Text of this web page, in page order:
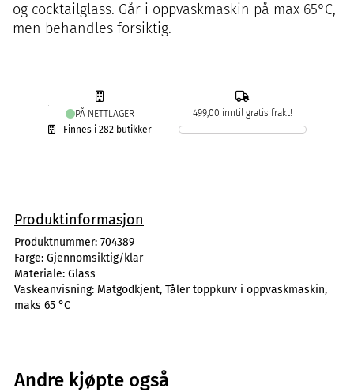
og cocktailglass. Går i oppvaskmaskin på max 65°C,
men behandles forsiktig.
PÅ NETTLAGER
Finnes i 282 butikker
499,00 inntil gratis frakt!
Produktinformasjon
Produktnummer: 704389
Farge: Gjennomsiktig/klar
Materiale: Glass
Vaskeanvisning: Matgodkjent, Tåler toppkurv i oppvaskmaskin,
maks 65 °C
Andre kjøpte også